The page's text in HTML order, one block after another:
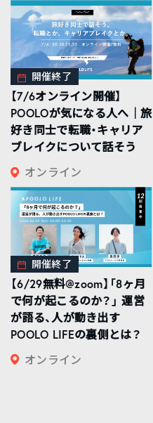
開催終了
【7/6オンライン開催】
POOLOが気になる人へ｜旅
好き同士で転職・キャリア
ブレイクについて話そう
オンライン
開催終了
【6/29無料@zoom】「8ヶ月
で何が起こるのか？」 運営
が語る、人が動き出す
POOLO LIFEの裏側とは？
オンライン